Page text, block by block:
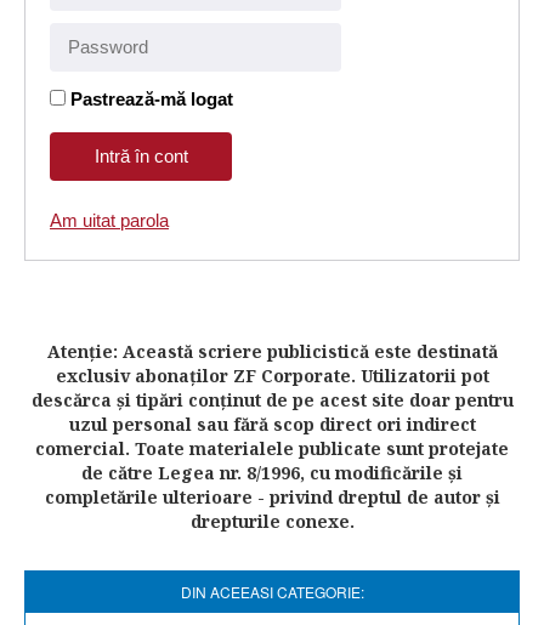
Pastrează-mă logat
Am uitat parola
Atenţie: Această scriere publicistică este destinată
exclusiv abonaţilor ZF Corporate. Utilizatorii pot
descărca şi tipări conţinut de pe acest site doar pentru
uzul personal sau fără scop direct ori indirect
comercial. Toate materialele publicate sunt protejate
de către Legea nr. 8/1996, cu modificările şi
completările ulterioare - privind dreptul de autor şi
drepturile conexe.
DIN ACEEASI CATEGORIE: